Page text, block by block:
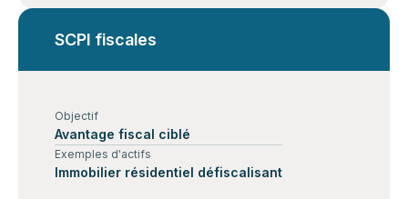
SCPI fiscales
Objectif
Avantage fiscal ciblé
Exemples d'actifs
Immobilier résidentiel défiscalisant